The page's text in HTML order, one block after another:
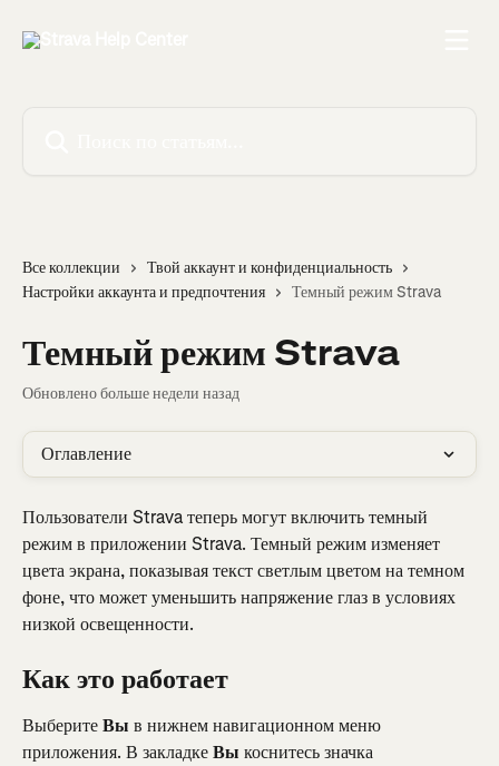
Все коллекции
Твой аккаунт и конфиденциальность
Настройки аккаунта и предпочтения
Темный режим Strava
Темный режим Strava
Обновлено больше недели назад
Оглавление
Пользователи Strava теперь могут включить темный
режим в приложении Strava. Темный режим изменяет
цвета экрана, показывая текст светлым цветом на темном
фоне, что может уменьшить напряжение глаз в условиях
низкой освещенности.
Как это работает
Выберите Вы в нижнем навигационном меню
приложения. В закладке Вы коснитесь значка